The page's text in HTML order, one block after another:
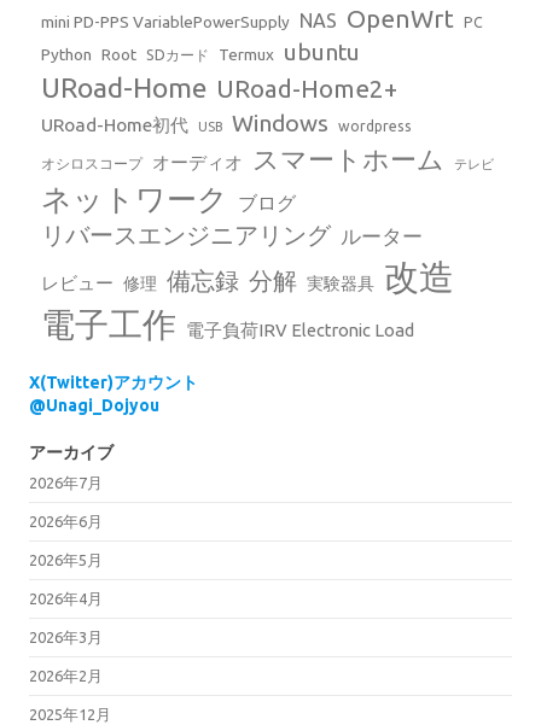
mini PD-PPS VariablePowerSupply NAS OpenWrt PC
Python Root SDカード Termux ubuntu
URoad-Home URoad-Home2+
URoad-Home初代 USB Windows wordpress
オシロスコープ オーディオ スマートホーム テレビ
ネットワーク ブログ
リバースエンジニアリング ルーター
レビュー 修理 備忘録 分解 実験器具 改造
電子工作 電子負荷IRV Electronic Load
X(Twitter)アカウント
@Unagi_Dojyou
アーカイブ
2026年7月
2026年6月
2026年5月
2026年4月
2026年3月
2026年2月
2025年12月